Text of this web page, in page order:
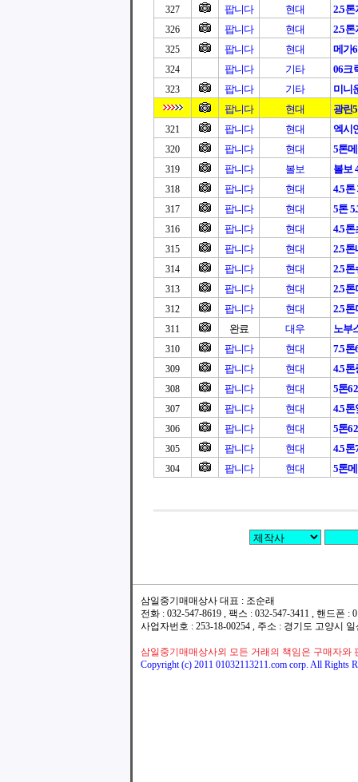
327 팝니다 현대 2.5톤
326 팝니다 현대 2.5톤
325 팝니다 현대 메가
324 팝니다 기타 06크
323 팝니다 기타
미니
팝니다
현대 광린
321 팝니다 현대 엑시
320 팝니다 현대 5톤
319 팝니다 볼보 볼보
318 팝니다 현대 4.5톤
317 팝니다 현대 5톤
316 팝니다 현대 4.5톤
315 팝니다 현대 2.5톤
314 팝니다 현대 2.5
313 팝니다 현대 2.5톤
312 팝니다 현대 2.5톤
311 완료 대우 노부
310 팝니다 현대 7.5톤
309 팝니다 현대 4.5톤
308 팝니다 현대 5톤
307 팝니다 현대 4.5톤
306 팝니다 현대 5톤
305 팝니다 현대 4.5톤
304 팝니다 현대 5톤
삼일중기매매상사 대표 : 조순래
전화 : 032-547-8619 , 팩스 : 032-547-3411 , 핸드폰
사업자번호 : 253-18-00254 , 주소 : 경기도 고양시
삼일중기매매상사외 모든 거래의 책임은 구매자와
Copyright (c) 2011 01032113211.com corp. All Rights